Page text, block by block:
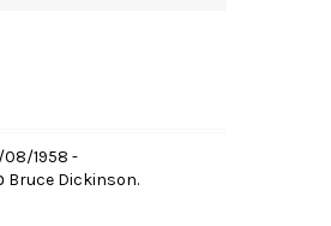
1958 -
Bruce Dickinson.